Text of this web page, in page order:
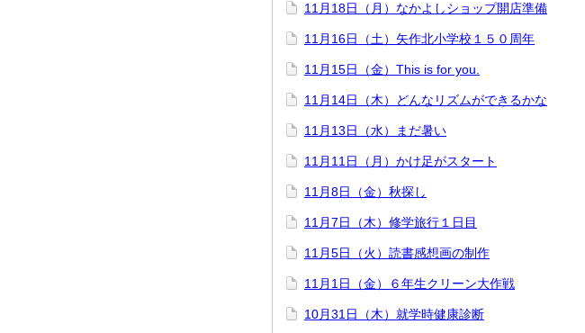
11月18日（月）なかよしショップ開店準備
11月16日（土）矢作北小学校１５０周年
11月15日（金）This is for you.
11月14日（木）どんなリズムができるかな
11月13日（水）まだ暑い
11月11日（月）かけ足がスタート
11月8日（金）秋探し
11月7日（木）修学旅行１日目
11月5日（火）読書感想画の制作
11月1日（金）６年生クリーン大作戦
10月31日（木）就学時健康診断